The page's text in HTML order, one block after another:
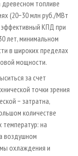
топливе
(20−30 млн руб./МВт
КПД при
лет, минимальном
в широких пределах
мощности.
за счет
точки зрения
− затратна,
количестве
температур: на
воздушном
охлаждения и